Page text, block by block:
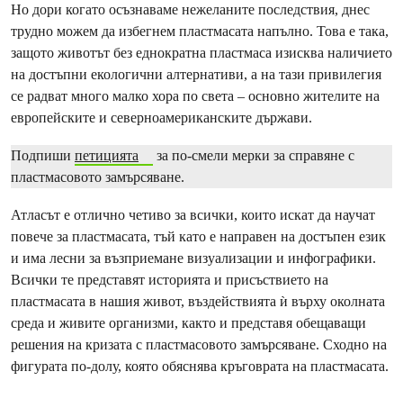
Но дори когато осъзнаваме нежеланите последствия, днес
трудно можем да избегнем пластмасата напълно. Това е така,
защото животът без еднократна пластмаса изисква наличието
на достъпни екологични алтернативи, а на тази привилегия
се радват много малко хора по света – основно жителите на
европейските и северноамериканските държави.
Подпиши петицията
за по-смели мерки за справяне с
пластмасовото замърсяване.
Атласът е отлично четиво за всички, които искат да научат
повече за пластмасата, тъй като е направен на достъпен език
и има лесни за възприемане визуализации и инфографики.
Всички те представят историята и присъствието на
пластмасата в нашия живот, въздействията ѝ върху околната
среда и живите организми, както и представя обещаващи
решения на кризата с пластмасовото замърсяване. Сходно на
фигурата по-долу, която обяснява кръговрата на пластмасата.